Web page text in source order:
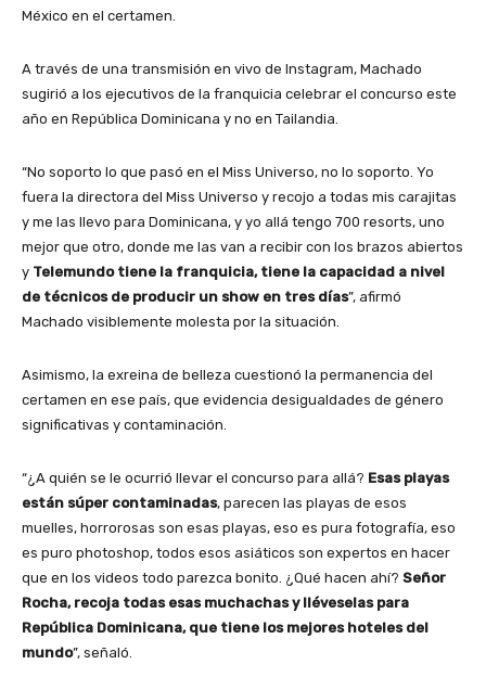
México en el certamen.
A través de una transmisión en vivo de Instagram, Machado
sugirió a los ejecutivos de la franquicia celebrar el concurso este
año en República Dominicana y no en Tailandia.
“No soporto lo que pasó en el Miss Universo, no lo soporto. Yo
fuera la directora del Miss Universo y recojo a todas mis carajitas
y me las llevo para Dominicana, y yo allá tengo 700 resorts, uno
mejor que otro, donde me las van a recibir con los brazos abiertos
y Telemundo tiene la franquicia, tiene la capacidad a nivel
de técnicos de producir un show en tres días”, afirmó
Machado visiblemente molesta por la situación.
Asimismo, la exreina de belleza cuestionó la permanencia del
certamen en ese país, que evidencia desigualdades de género
significativas y contaminación.
“¿A quién se le ocurrió llevar el concurso para allá? Esas playas
están súper contaminadas, parecen las playas de esos
muelles, horrorosas son esas playas, eso es pura fotografía, eso
es puro photoshop, todos esos asiáticos son expertos en hacer
que en los videos todo parezca bonito. ¿Qué hacen ahí? Señor
Rocha, recoja todas esas muchachas y lléveselas para
República Dominicana, que tiene los mejores hoteles del
mundo”, señaló.